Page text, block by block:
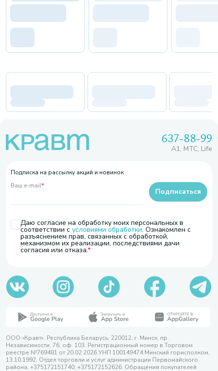
637-88-99
A1, МТС, Life
Подписка на рассылку акций и новинок
Ваш e-mail*
Даю согласие на обработку моих персональных в
соответствии с условиями обработки. Ознакомлен с
разъяснением прав, связанных с обработкой,
механизмом их реализации, последствиями дачи
согласия или отказа.
Подписаться
ООО «Кравт». Республика Беларусь, 220012, г. Минск, пр.
Независимости, 76, оф. 103. Регистрационный номер в Торговом
реестре №769481 от 20.02.2026 УНП 100149474 Минский горисполком,
13.10.1992. Отдел торговли и услуг администрации Первомайского
района, +375172151740; +375172152626. Обращения покупателей